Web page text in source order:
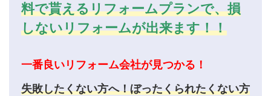
料で貰えるリフォームプランで、損
しないリフォームが出来ます！！
一番良いリフォーム会社が見つかる！
失敗したくない方へ！ぼったくられたくない方